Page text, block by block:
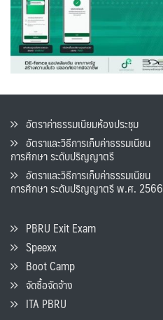
อัตราค่าธรรมเนียมห้องประชุม
อัตราและวิธีการเก็บค่าธรรมเนียน
การศึกษา ระดับปริญญาตรี
อัตราและวิธีการเก็บค่าธรรมเนียน
การศึกษา ระดับปริญญาตรี พ.ศ. 2566
PBRU Exit Exam
Speexx
Boot Camp
จัดซื้อจัดจ้าง
ITA PBRU